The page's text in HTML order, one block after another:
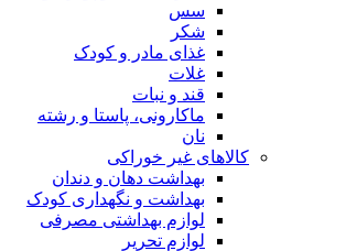
سس
شکر
غذای مادر و کودک
غلات
قند و نبات
ماکارونی، پاستا و رشته
نان
کالاهای غیر خوراکی
بهداشت دهان و دندان
بهداشت و نگهداری کودک
لوازم بهداشتی مصرفی
لوازم تحریر